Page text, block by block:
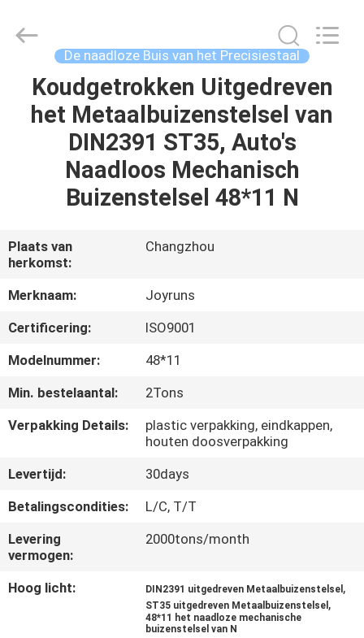
HUIS
PRODUCTEN
ONGEVEER
V.S.
FABRIEKSREIS
KWALITEITSCONTROLE
CONTACTEER
ONS
VERZOEK
OM
EEN
CITAAT
Joyruns
Steel
De naadloze Buis van het Precisiestaal
Koudgetrokken Uitgedreven
het Metaalbuizenstelsel van
DIN2391 ST35, Auto's
Naadloos Mechanisch
Buizenstelsel 48*11 N
Plaats van
herkomst:
Changzhou
Merknaam:
Joyruns
Certificering:
ISO9001
Modelnummer:
48*11
Min. bestelaantal:
2Tons
Verpakking Details:
plastic verpakking, eindkappen,
houten doosverpakking
Levertijd:
30days
Betalingscondities:
L/C, T/T
Levering
vermogen:
2000tons/month
Hoog licht: DIN2391 uitgedreven Metaalbuizenstelsel ,
ST35 uitgedreven Metaalbuizenstelsel ,
48*11 het naadloze mechanische
buizenstelsel van N